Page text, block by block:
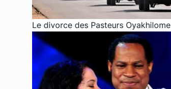
Le divorce des Pasteurs Oyakhilome